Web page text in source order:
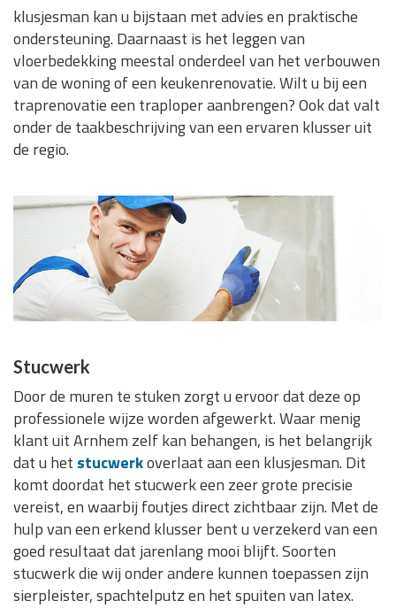
klusjesman kan u bijstaan met advies en praktische
ondersteuning. Daarnaast is het leggen van
vloerbedekking meestal onderdeel van het verbouwen
van de woning of een keukenrenovatie. Wilt u bij een
traprenovatie een traploper aanbrengen? Ook dat valt
onder de taakbeschrijving van een ervaren klusser uit
de regio.
Stucwerk
Door de muren te stuken zorgt u ervoor dat deze op
professionele wijze worden afgewerkt. Waar menig
klant uit Arnhem zelf kan behangen, is het belangrijk
dat u het stucwerkoverlaat aan een klusjesman. Dit
komt doordat het stucwerk een zeer grote precisie
vereist, en waarbij foutjes direct zichtbaar zijn. Met de
hulp van een erkend klusser bent u verzekerd van een
goed resultaat dat jarenlang mooi blijft. Soorten
stucwerk die wij onder andere kunnen toepassen zijn
sierpleister, spachtelputz en het spuiten van latex.